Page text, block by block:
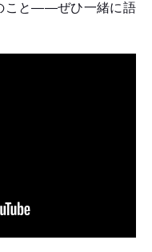
こと――ぜひ一緒に語